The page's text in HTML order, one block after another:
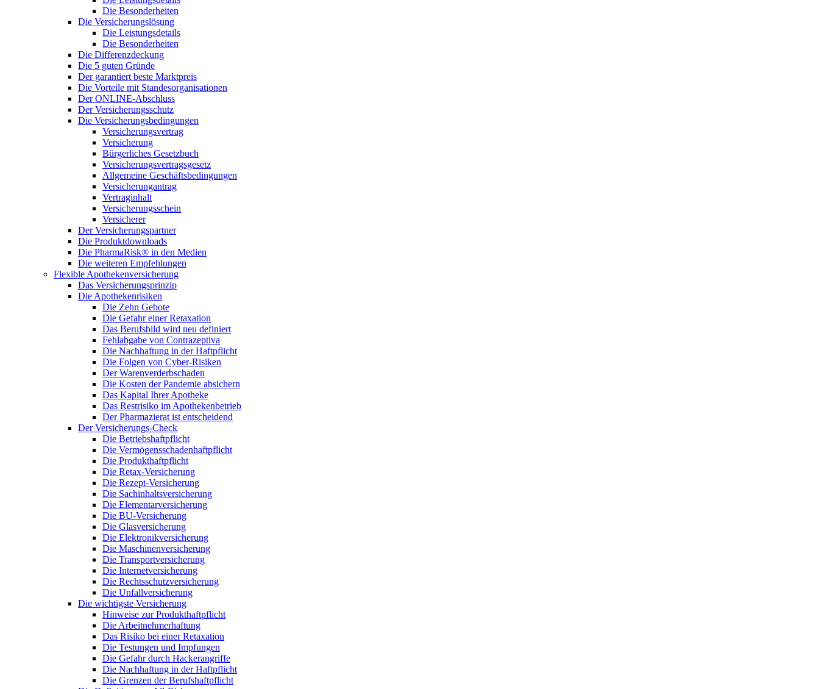
Die Besonderheiten
Die Versicherungslösung
Die Leistungsdetails
Die Besonderheiten
Die Differenzdeckung
Die 5 guten Gründe
Der garantiert beste Marktpreis
Die Vorteile mit Standesorganisationen
Der ONLINE-Abschluss
Der Versicherungsschutz
Die Versicherungsbedingungen
Versicherungsvertrag
Versicherung
Bürgerliches Gesetzbuch
Versicherungsvertragsgesetz
Allgemeine Geschäftsbedingungen
Versicherungantrag
Vertraginhalt
Versicherungsschein
Versicherer
Der Versicherungspartner
Die Produktdownloads
Die PharmaRisk® in den Medien
Die weiteren Empfehlungen
Flexible Apothekenversicherung
Das Versicherungsprinzip
Die Apothekenrisiken
Die Zehn Gebote
Die Gefahr einer Retaxation
Das Berufsbild wird neu definiert
Fehlabgabe von Contrazeptiva
Die Nachhaftung in der Haftpflicht
Die Folgen von Cyber-Risiken
Der Warenverderbschaden
Die Kosten der Pandemie absichern
Das Kapital Ihrer Apotheke
Das Restrisiko im Apothekenbetrieb
Der Pharmazierat ist entscheidend
Der Versicherungs-Check
Die Betriebshaftpflicht
Die Vermögensschadenhaftpflicht
Die Produkthaftpflicht
Die Retax-Versicherung
Die Rezept-Versicherung
Die Sachinhaltsversicherung
Die Elementarversicherung
Die BU-Versicherung
Die Glasversicherung
Die Elektronikversicherung
Die Maschinenversicherung
Die Transportversicherung
Die Internetversicherung
Die Rechtsschutzversicherung
Die Unfallversicherung
Die wichtigste Versicherung
Hinweise zur Produkthaftpflicht
Die Arbeitnehmerhaftung
Das Risiko bei einer Retaxation
Die Testungen und Impfungen
Die Gefahr durch Hackerangriffe
Die Nachhaftung in der Haftpflicht
Die Grenzen der Berufshaftpflicht